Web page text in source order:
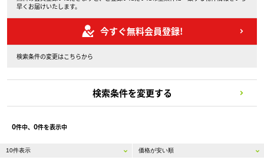
早くお届けいたします。
今すぐ無料会員登録!
検索条件の変更はこちらから
検索条件を変更する
0件中、 0件を表示中